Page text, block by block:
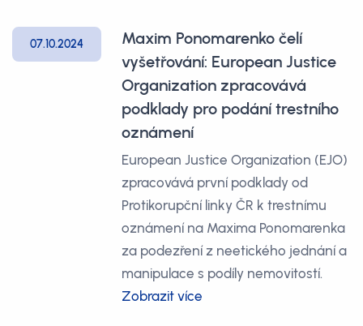
07.10.2024
Maxim Ponomarenko čelí
vyšetřování: European Justice
Organization zpracovává
podklady pro podání trestního
oznámení
European Justice Organization (EJO)
zpracovává první podklady od
Protikorupční linky ČR k trestnímu
oznámení na Maxima Ponomarenka
za podezření z neetického jednání a
manipulace s podíly nemovitostí.
Zobrazit více